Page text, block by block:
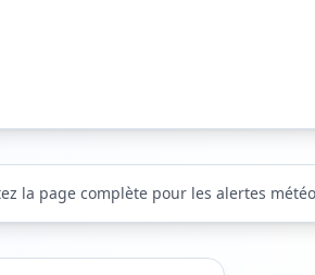
la page complète pour les alertes